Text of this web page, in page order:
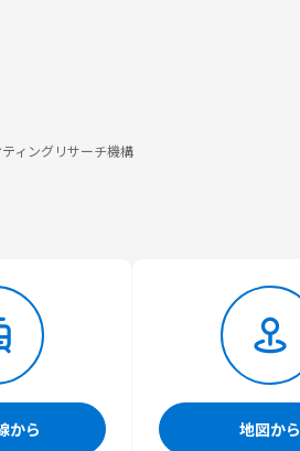
ィングリサーチ機構
から 地図から